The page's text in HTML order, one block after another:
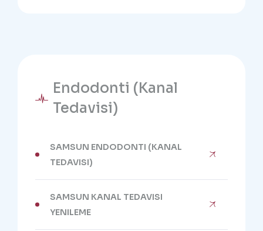
Endodonti (Kanal
Tedavisi)
SAMSUN ENDODONTI (KANAL
TEDAVISI)
SAMSUN KANAL TEDAVISI
YENILEME